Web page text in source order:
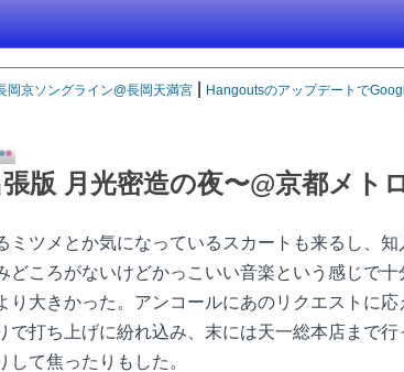
岡京ソングライン@長岡天満宮 Hangoutsのアップデートで
版 月光密造の夜〜@京都メト
ミツメとか気になっているスカートも来るし、
どころがないけどかっこいい音楽という感じで
り大きかった。アンコールにあのリクエストに
で打ち上げに紛れ込み、末には天一総本店まで
て焦ったりもした。